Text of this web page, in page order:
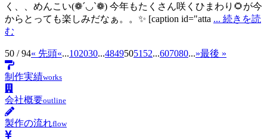
く、、めんこい(❁´◡`❁) 今年もたくさん咲くひまわり🌻が今
からとっても楽しみだなぁ。。✨ [caption id="atta ... 続きを読
む
50 / 94« 先頭«...102030...48495051 52...607080...»最後 »
制作実績works
会社概要outline
製作の流れflow